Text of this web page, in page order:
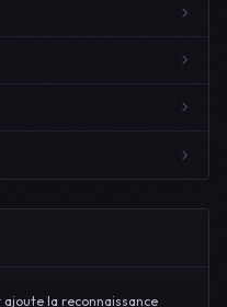
ajoute la reconnaissance